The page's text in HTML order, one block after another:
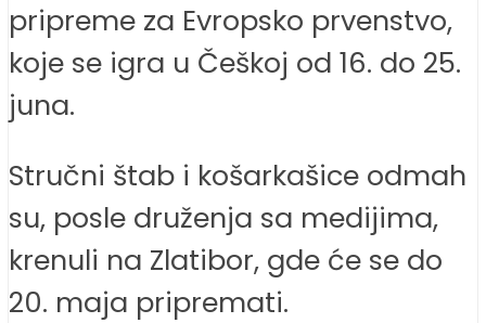
pripreme za Evropsko prvenstvo,
koje se igra u Češkoj od 16. do 25.
juna.
Stručni štab i košarkašice odmah
su, posle druženja sa medijima,
krenuli na Zlatibor, gde će se do
20. maja pripremati.